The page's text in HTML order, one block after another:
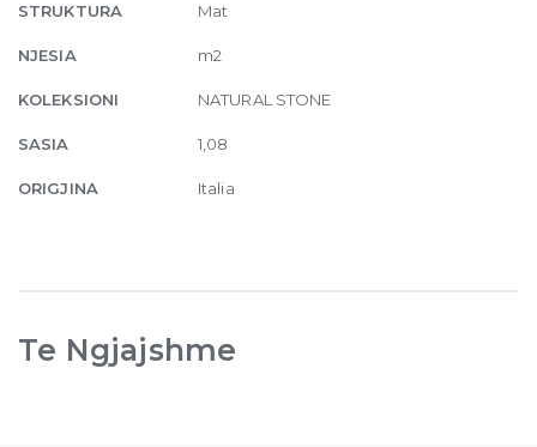
STRUKTURA Mat
NJESIA m2
KOLEKSIONI NATURAL STONE
SASIA 1,08
ORIGJINA Italia
Te Ngjajshme